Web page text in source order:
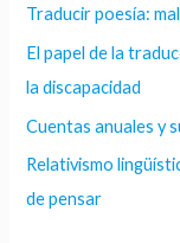
Traducir poesía:
El papel de la
la discapacidad
Cuentas anuales y
Relativismo
de pensar